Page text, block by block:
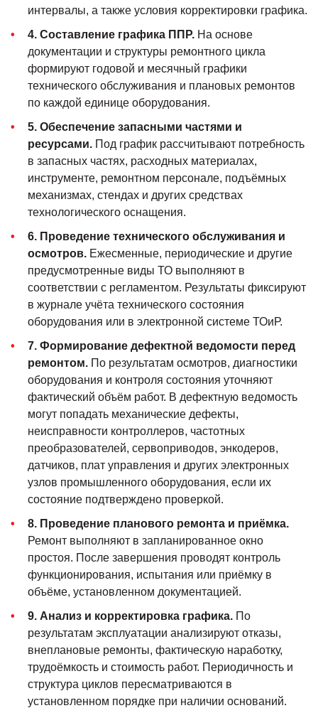
интервалы, а также условия корректировки графика.
4. Составление графика ППР. На основе
документации и структуры ремонтного цикла
формируют годовой и месячный графики
технического обслуживания и плановых ремонтов
по каждой единице оборудования.
5. Обеспечение запасными частями и
ресурсами. Под график рассчитывают потребность
в запасных частях, расходных материалах,
инструменте, ремонтном персонале, подъёмных
механизмах, стендах и других средствах
технологического оснащения.
6. Проведение технического обслуживания и
осмотров. Ежесменные, периодические и другие
предусмотренные виды ТО выполняют в
соответствии с регламентом. Результаты фиксируют
в журнале учёта технического состояния
оборудования или в электронной системе ТОиР.
7. Формирование дефектной ведомости перед
ремонтом. По результатам осмотров, диагностики
оборудования и контроля состояния уточняют
фактический объём работ. В дефектную ведомость
могут попадать механические дефекты,
неисправности контроллеров, частотных
преобразователей, сервоприводов, энкодеров,
датчиков, плат управления и других электронных
узлов промышленного оборудования, если их
состояние подтверждено проверкой.
8. Проведение планового ремонта и приёмка.
Ремонт выполняют в запланированное окно
простоя. После завершения проводят контроль
функционирования, испытания или приёмку в
объёме, установленном документацией.
9. Анализ и корректировка графика. По
результатам эксплуатации анализируют отказы,
внеплановые ремонты, фактическую наработку,
трудоёмкость и стоимость работ. Периодичность и
структура циклов пересматриваются в
установленном порядке при наличии оснований.